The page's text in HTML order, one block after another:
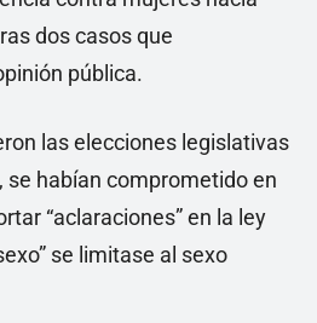
dos casos que
pública.
las elecciones legislativas
se habían comprometido en
“aclaraciones” en la ley
se limitase al sexo